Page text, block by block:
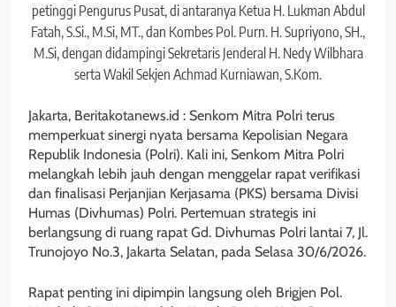
petinggi Pengurus Pusat, di antaranya Ketua H. Lukman Abdul
Fatah, S.Si., M.Si, MT., dan Kombes Pol. Purn. H. Supriyono, SH.,
M.Si, dengan didampingi Sekretaris Jenderal H. Nedy Wilbhara
serta Wakil Sekjen Achmad Kurniawan, S.Kom.
Jakarta, Beritakotanews.id : Senkom Mitra Polri terus
memperkuat sinergi nyata bersama Kepolisian Negara
Republik Indonesia (Polri). Kali ini, Senkom Mitra Polri
melangkah lebih jauh dengan menggelar rapat verifikasi
dan finalisasi Perjanjian Kerjasama (PKS) bersama Divisi
Humas (Divhumas) Polri. Pertemuan strategis ini
berlangsung di ruang rapat Gd. Divhumas Polri lantai 7, Jl.
Trunojoyo No.3, Jakarta Selatan, pada Selasa 30/6/2026.
Rapat penting ini dipimpin langsung oleh Brigjen Pol.